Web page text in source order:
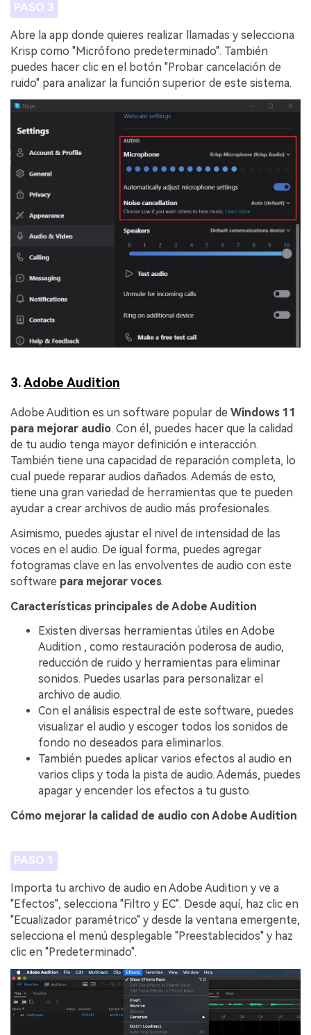
PASO 3
Abre la app donde quieres realizar llamadas y selecciona
Krisp como "Micrófono predeterminado". También
puedes hacer clic en el botón "Probar cancelación de
ruido" para analizar la función superior de este sistema.
3.Adobe Audition
Adobe Audition es un software popular de Windows 11
para mejorar audio. Con él, puedes hacer que la calidad
de tu audio tenga mayor definición e interacción.
También tiene una capacidad de reparación completa, lo
cual puede reparar audios dañados. Además de esto,
tiene una gran variedad de herramientas que te pueden
ayudar a crear archivos de audio más profesionales.
Asimismo, puedes ajustar el nivel de intensidad de las
voces en el audio. De igual forma, puedes agregar
fotogramas clave en las envolventes de audio con este
software para mejorar voces.
Características principales de Adobe Audition
Existen diversas herramientas útiles en Adobe
Audition , como restauración poderosa de audio,
reducción de ruido y herramientas para eliminar
sonidos. Puedes usarlas para personalizar el
archivo de audio.
Con el análisis espectral de este software, puedes
visualizar el audio y escoger todos los sonidos de
fondo no deseados para eliminarlos.
También puedes aplicar varios efectos al audio en
varios clips y toda la pista de audio. Además, puedes
apagar y encender los efectos a tu gusto.
Cómo mejorar la calidad de audio con Adobe Audition
PASO 1
Importa tu archivo de audio en Adobe Audition y ve a
"Efectos", selecciona "Filtro y EC". Desde aquí, haz clic en
"Ecualizador paramétrico" y desde la ventana emergente,
selecciona el menú desplegable "Preestablecidos" y haz
clic en "Predeterminado".